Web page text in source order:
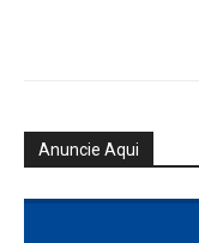
Anuncie Aqui